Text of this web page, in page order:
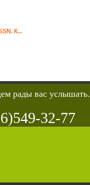
К...
рады вас услышать.
32-77